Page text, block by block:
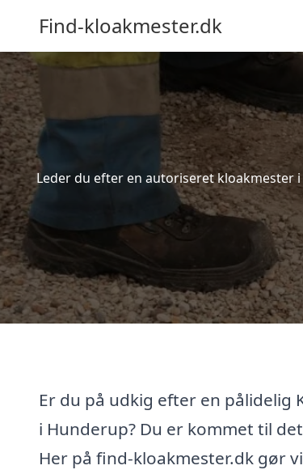
Find-kloakmester.dk
Leder du efter en autoriseret kloakmester
Er du på udkig efter en pålidelig
i Hunderup? Du er kommet til
Her på find-kloakmester.dk gør